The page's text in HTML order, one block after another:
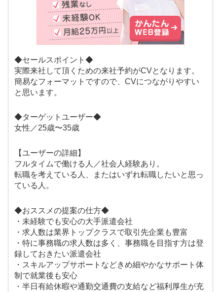
◆セールスポイント◆
実際来社して頂くための来社予約がCVとなります。
簡易なフォーマットですので、CVにつながりやすい
と思います。
◆ターゲットユーザー◆
女性／25歳〜35歳
【ユーザーの詳細】
フルタイムで働ける人／社会人経験あり。
転職を考えている人、またはいずれ転職したいと思っ
ている人。
◆おススメの提案の仕方◆
・未経験でも安心の大手派遣会社
・求人数は業界トップクラスで取引先企業も豊富
・特に事務職の求人数は多く、事務職を目指す方は登
録しておきたい派遣会社
・スキルアップサポートなどきめ細やかなサポート体
制で就業後も安心
・半日有給休暇や通勤交通費の支給など福利厚生が充